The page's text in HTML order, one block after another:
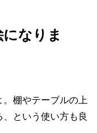
なりま
棚やテーブルの上
という使い方も良